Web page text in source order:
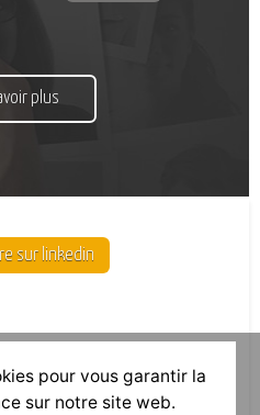
plus
sur linkedin
pour vous garantir la
sur notre site web.